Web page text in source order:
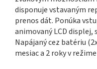
disponuje vstavaným
prenos dát. Ponúka
animovaný LCD displej,
Napájaný cez batériu
mesiac a 2 roky v